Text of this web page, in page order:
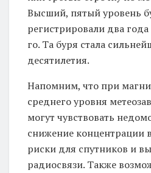
Высший, пятый уровень
регистрировали два
го. Та буря стала
десятилетия.
Напомним, что при
среднего уровня
могут чувствовать
снижение концентрации
риски для спутников и
радиосвязи. Также